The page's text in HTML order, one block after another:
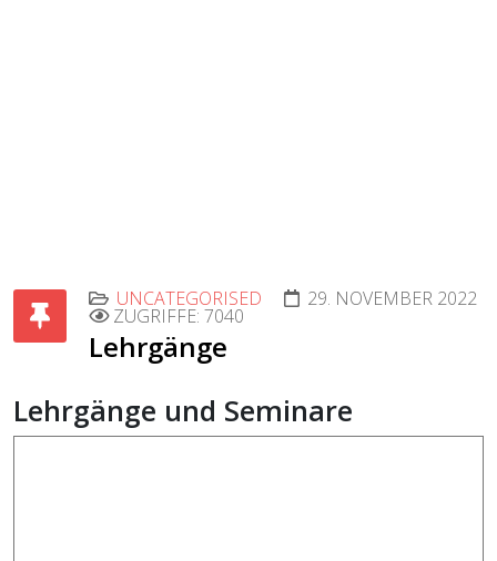
UNCATEGORISED 29. NOVEMBER 2022
ZUGRIFFE: 7040
Lehrgänge
Lehrgänge und Seminare